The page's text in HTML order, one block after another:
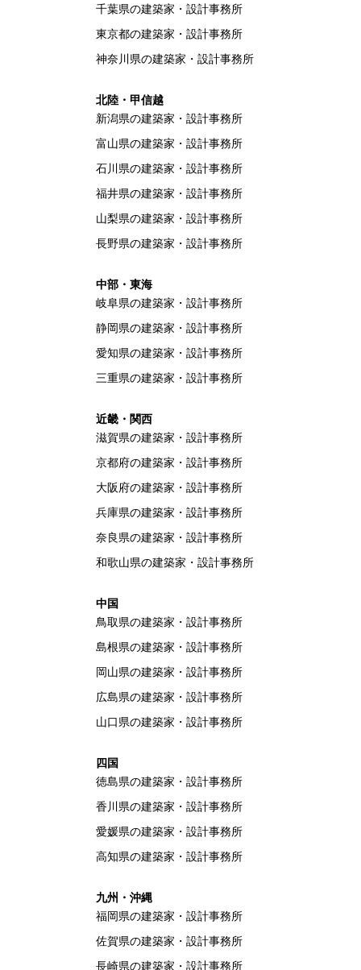
千葉県の建築家・設計事務所
東京都の建築家・設計事務所
神奈川県の建築家・設計事務所
北陸・甲信越
新潟県の建築家・設計事務所
富山県の建築家・設計事務所
石川県の建築家・設計事務所
福井県の建築家・設計事務所
山梨県の建築家・設計事務所
長野県の建築家・設計事務所
中部・東海
岐阜県の建築家・設計事務所
静岡県の建築家・設計事務所
愛知県の建築家・設計事務所
三重県の建築家・設計事務所
近畿・関西
滋賀県の建築家・設計事務所
京都府の建築家・設計事務所
大阪府の建築家・設計事務所
兵庫県の建築家・設計事務所
奈良県の建築家・設計事務所
和歌山県の建築家・設計事務所
中国
鳥取県の建築家・設計事務所
島根県の建築家・設計事務所
岡山県の建築家・設計事務所
広島県の建築家・設計事務所
山口県の建築家・設計事務所
四国
徳島県の建築家・設計事務所
香川県の建築家・設計事務所
愛媛県の建築家・設計事務所
高知県の建築家・設計事務所
九州・沖縄
福岡県の建築家・設計事務所
佐賀県の建築家・設計事務所
長崎県の建築家・設計事務所